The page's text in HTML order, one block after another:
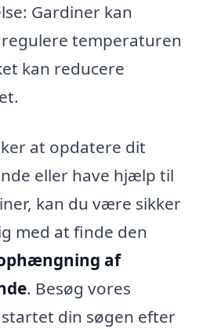
Gardiner kan
temperaturen
kan reducere
at opdatere dit
eller have hjælp til
kan du være sikker
med at finde den
af
. Besøg vores
din søgen efter